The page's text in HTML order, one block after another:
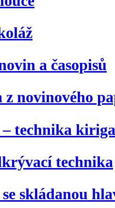
a časopisů
novinového
technika
technika
skládanou